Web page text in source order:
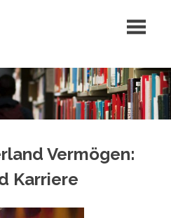
Fernstudium
Bachelor
Vermögen:
Karriere